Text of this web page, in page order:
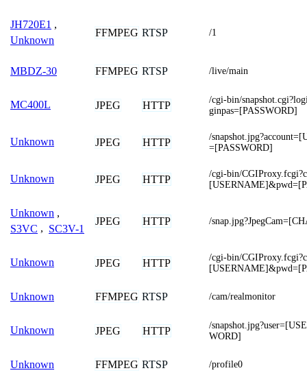
JH720E1 ,
Unknown
FFMPEG RTSP /1
MBDZ-30 FFMPEG RTSP /live/main
MC400L JPEG HTTP
/cgi-bin/
ginpas=[PASSWORD]
Unknown JPEG HTTP
/
=[PASSWORD]
Unknown JPEG HTTP
/cgi-bin/
Unknown ,
S3VC , SC3V-1
JPEG HTTP /
Unknown JPEG HTTP
/cgi-bin/
Unknown FFMPEG RTSP /cam/realmonitor
Unknown JPEG HTTP
/
WORD]
Unknown FFMPEG RTSP /profile0